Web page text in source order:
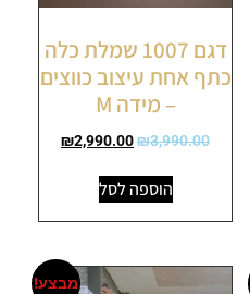
דגם 1007 שמלת כלה
כתף אחת עיצוב כווצים
– מידה M
₪3,990.00
₪2,990.00
הוספה לסל
מבצע!